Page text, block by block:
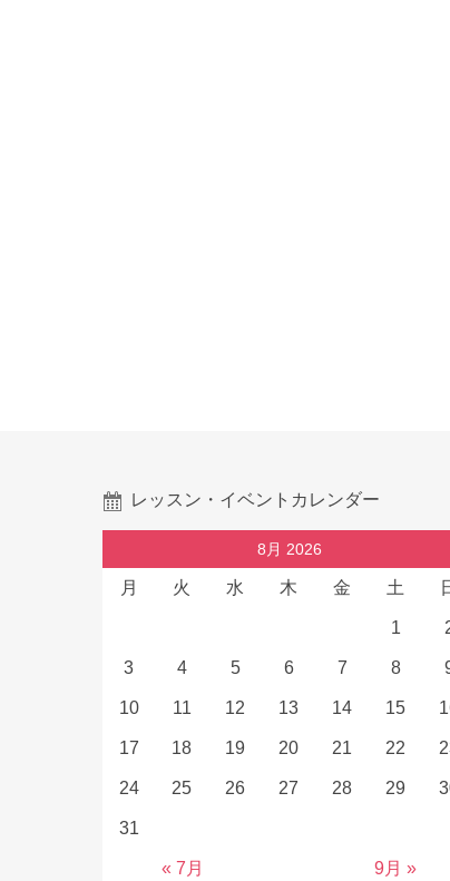
レッスン・イベントカレンダー
8月 2026
月 火 水 木 金 土
« 7月 9月 »
1
3 4 5 6 7 8
10 11 12 13 14 15
17 18 19 20 21 22
24 25 26 27 28 29
31